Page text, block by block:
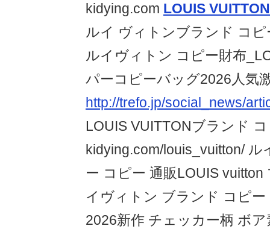
kidying.com LOUIS
ルイ ヴィトンブランド コピ
ルイヴィトン コピー財布
パーコピーバッグ2026人気
http://trefo.jp/social_news/
LOUIS VUITTONブランド
kidying.com/louis_vuitton/
ー コピー 通販LOUIS
イヴィトン ブランド コピー
2026新作 チェッカー柄 ボ